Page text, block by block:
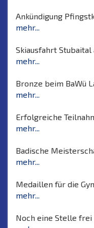
Ankündigung
mehr...
Skiausfahrt
mehr...
Bronze beim BaWü
mehr...
Erfolgreiche
mehr...
Badische
mehr...
Medaillen für die
mehr...
Noch eine Stelle